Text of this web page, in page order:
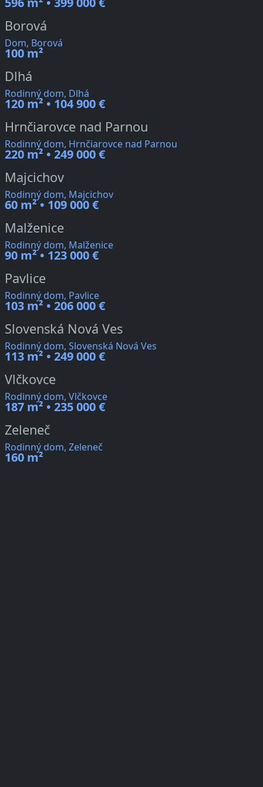
Borová
Dom, Borová
100 m²
Dlhá
Rodinný dom, Dlhá
120 m² • 104 900 €
Hrnčiarovce nad Parnou
Rodinný dom, Hrnčiarovce nad Parnou
220 m² • 249 000 €
Majcichov
Rodinný dom, Majcichov
60 m² • 109 000 €
Malženice
Rodinný dom, Malženice
90 m² • 123 000 €
Pavlice
Rodinný dom, Pavlice
103 m² • 206 000 €
Slovenská Nová Ves
Rodinný dom, Slovenská Nová Ves
113 m² • 249 000 €
Vlčkovce
Rodinný dom, Vlčkovce
187 m² • 235 000 €
Zeleneč
Rodinný dom, Zeleneč
160 m²